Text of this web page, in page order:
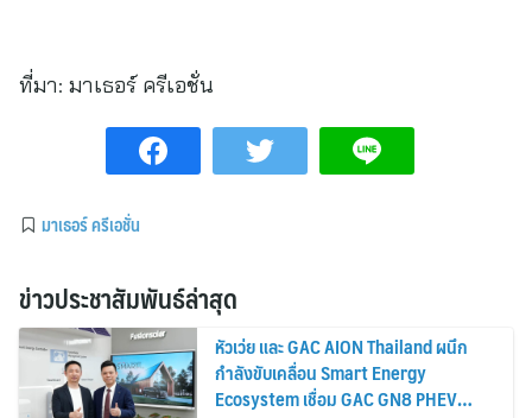
ที่มา: มาเธอร์ ครีเอชั่น
มาเธอร์ ครีเอชั่น
ข่าวประชาสัมพันธ์ล่าสุด
หัวเว่ย และ GAC AION Thailand ผนึก
กำลังขับเคลื่อน Smart Energy
Ecosystem เชื่อม GAC GN8 PHEV